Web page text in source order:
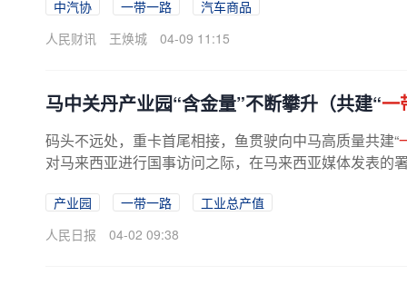
中汽协 一带一路
汽车商品
人民财讯
王焕城 04-09 11:15
马中关丹产业园“含金量”不断攀升（共建“一
码头不远处，重卡首尾相接，鱼贯驶向中马高质量共建“
对马来西亚进行国事访问之际，在马来西亚媒体发表的
产业园 一带一路
工业总产值
人民日报
04-02 09:38